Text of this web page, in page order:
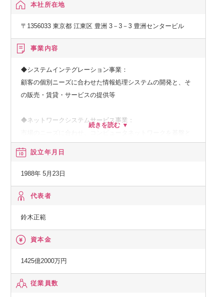
本社所在地
〒1356033 東京都 江東区 豊洲 3－3－3 豊洲センタービル
事業内容
◆システムインテグレーション事業：
顧客の個別ニーズに合わせた情報処理システムの開発と、そ
の販売・賃貸・サービスの提供等
◆ネットワークシステムサービス事業：
◆その他の事業：
ムの在り方に係わる企画・提案、保守・ファシリティマネジ
設立年月日
1988年 5月23日
代表者
鈴木正範
資本金
1425億2000万円
従業員数